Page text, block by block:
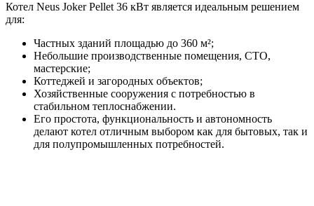
Котел Neus Joker Pellet 36 кВт является идеальным решением
для:
Частных зданий площадью до 360 м²;
Небольшие производственные помещения, СТО,
мастерские;
Коттеджей и загородных объектов;
Хозяйственные сооружения с потребностью в
стабильном теплоснабжении.
Его простота, функциональность и автономность
делают котел отличным выбором как для бытовых, так и
для полупромышленных потребностей.